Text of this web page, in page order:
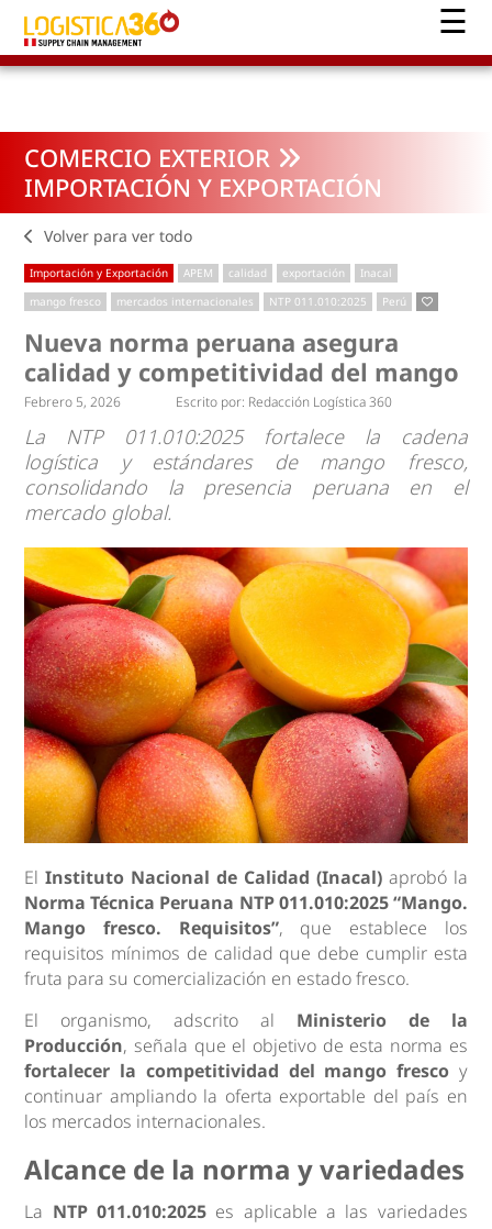
COMERCIO EXTERIOR
IMPORTACIÓN Y EXPORTACIÓN
Volver para ver todo
Importación y Exportación APEM calidad exportación
Inacal
mango fresco
mercados internacionales NTP 011.010:2025 Perú
Nueva norma peruana asegura
calidad y competitividad del mango
Febrero 5, 2026 Escrito por: Redacción Logística 360
La NTP 011.010:2025 fortalece la cadena
logística y estándares de mango fresco,
consolidando la presencia peruana en el
mercado global.
ElInstituto Nacional de Calidad (Inacal)aprobó la
Norma Técnica Peruana NTP 011.010:2025 “Mango.
Mango fresco. Requisitos”, que establece los
requisitos mínimos de calidad que debe cumplir esta
fruta para su comercialización en estado fresco.
El organismo, adscrito al Ministerio de la
Producción, señala que el objetivo de esta norma es
fortalecer la competitividad del mango frescoy
continuar ampliando la oferta exportable del país en
los mercados internacionales.
Alcance de la norma y variedades
La NTP 011.010:2025 es aplicable a las variedades